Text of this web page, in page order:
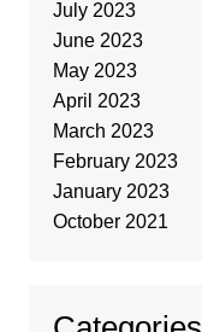
July 2023
June 2023
May 2023
April 2023
March 2023
February 2023
January 2023
October 2021